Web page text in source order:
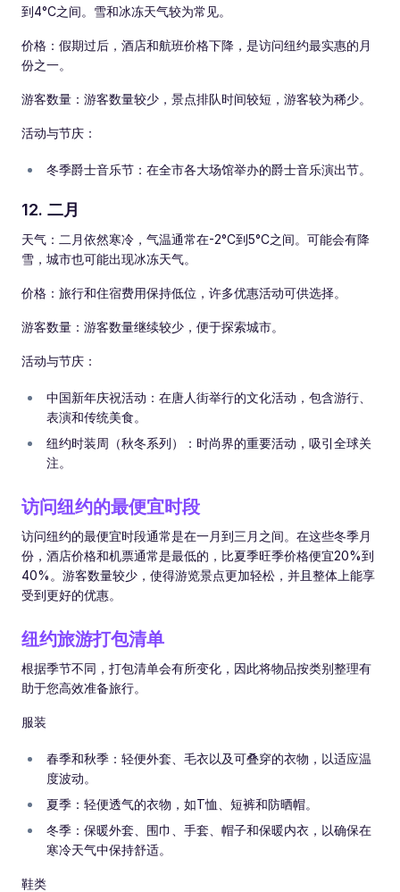
到4°C之间。雪和冰冻天气较为常见。
价格：假期过后，酒店和航班价格下降，是访问纽约最实惠的月
份之一。
游客数量：游客数量较少，景点排队时间较短，游客较为稀少。
活动与节庆：
冬季爵士音乐节：在全市各大场馆举办的爵士音乐演出节。
12. 二月
天气：二月依然寒冷，气温通常在-2°C到5°C之间。可能会有降
雪，城市也可能出现冰冻天气。
价格：旅行和住宿费用保持低位，许多优惠活动可供选择。
游客数量：游客数量继续较少，便于探索城市。
活动与节庆：
中国新年庆祝活动：在唐人街举行的文化活动，包含游行、
表演和传统美食。
纽约时装周（秋冬系列）：时尚界的重要活动，吸引全球关
注。
访问纽约的最便宜时段
访问纽约的最便宜时段通常是在一月到三月之间。在这些冬季月
份，酒店价格和机票通常是最低的，比夏季旺季价格便宜20%到
40%。游客数量较少，使得游览景点更加轻松，并且整体上能享
受到更好的优惠。
纽约旅游打包清单
根据季节不同，打包清单会有所变化，因此将物品按类别整理有
助于您高效准备旅行。
服装
春季和秋季：轻便外套、毛衣以及可叠穿的衣物，以适应温
度波动。
夏季：轻便透气的衣物，如T恤、短裤和防晒帽。
冬季：保暖外套、围巾、手套、帽子和保暖内衣，以确保在
寒冷天气中保持舒适。
鞋类